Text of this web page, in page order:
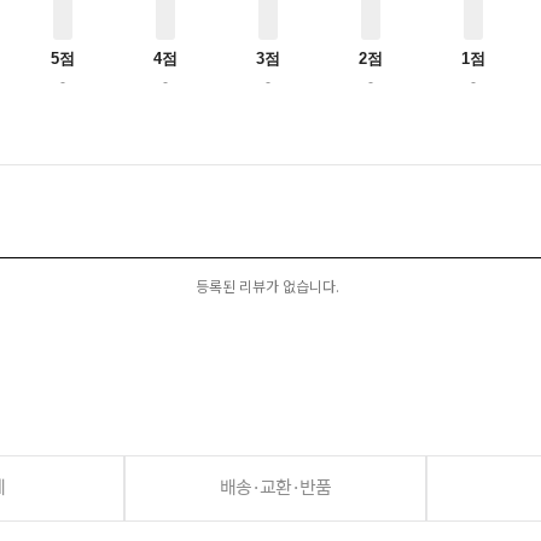
5점
-
4점
-
3점
-
2점
-
1점
-
등록된 리뷰가 없습니다.
배송·교환·반품